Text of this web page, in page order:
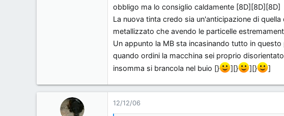
obbligo ma lo consiglio caldamente [8D][8D][8D]
La nuova tinta credo sia un'anticipazione di
metallizzato che avendo le particelle
Un appunto la MB sta incasinando tutto in
quando ordini la macchina sei proprio
insomma si brancola nel buio [}
][} ][} ]
12/12/06